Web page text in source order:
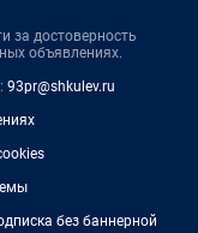
за достоверность
объявлениях.
93pr@shkulev.ru
без баннерной